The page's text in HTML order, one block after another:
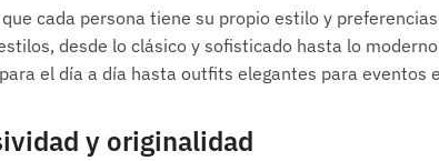
cada persona tiene su propio estilo y
desde lo clásico y sofisticado hasta lo
el día a día hasta outfits elegantes para eventos
y originalidad